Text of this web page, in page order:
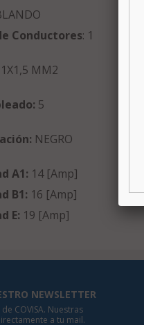
Conductores: 1
1X1,5 MM2
5
NEGRO
A1: 14 [Amp]
B1: 16 [Amp]
E: 19 [Amp]
NEWSLETTER
COVISA. Nuestras
a tu mail.